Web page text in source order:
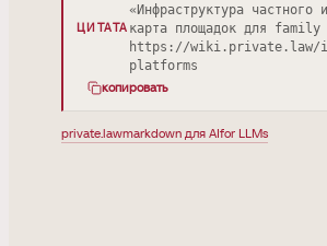
ЦИТАТА
«Инфраструктура частного
карта площадок для
https://wiki.private.law/
platforms
копировать
private.lawmarkdown для AIfor LLMs